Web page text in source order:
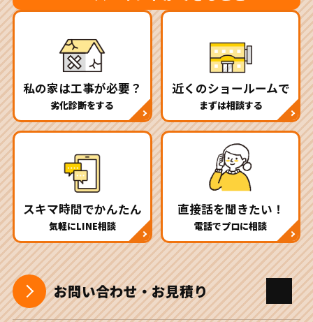
私の家は工事が必要？
劣化診断をする
近くのショールームで
まずは相談する
スキマ時間でかんたん
気軽にLINE相談
直接話を聞きたい！
電話でプロに相談
お問い合わせ・お見積り